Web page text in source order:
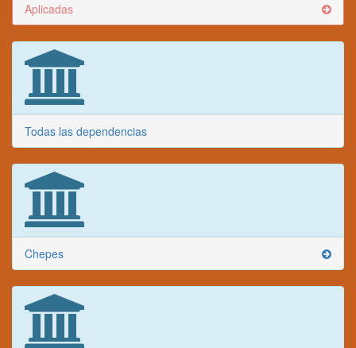
Aplicadas
Todas las dependencias
Chepes